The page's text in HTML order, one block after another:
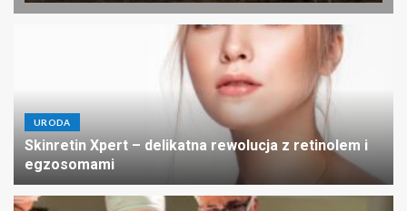
URODA
Skinretin Xpert – delikatna rewolucja z retinolem i
egzosomami